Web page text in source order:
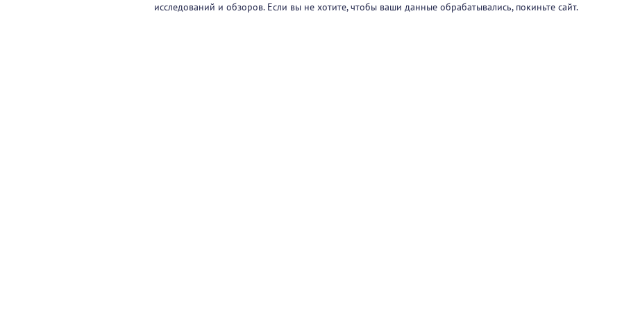
исследований и обзоров. Если вы не хотите, чтобы ваши данные обрабатывались, покиньте сайт.